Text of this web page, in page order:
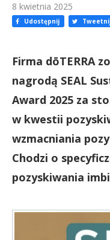
8 kwietnia 2025
Udostępnij
Firma dōTERRA
nagrodą SEAL
Award 2025 za
w kwestii
wzmacniania
Chodzi o
pozyskiwania